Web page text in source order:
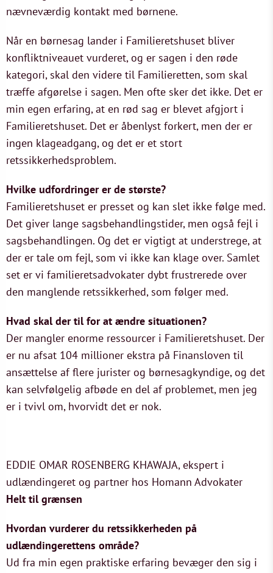
nævneværdig kontakt med børnene.
Når en børnesag lander i Familieretshuset bliver
konfliktniveauet vurderet, og er sagen i den røde
kategori, skal den videre til Familieretten, som skal
træffe afgørelse i sagen. Men ofte sker det ikke. Det er
min egen erfaring, at en rød sag er blevet afgjort i
Familieretshuset. Det er åbenlyst forkert, men der er
ingen klageadgang, og det er et stort
retssikkerhedsproblem.
Hvilke udfordringer er de største?
Familieretshuset er presset og kan slet ikke følge med.
Det giver lange sagsbehandlingstider, men også fejl i
sagsbehandlingen. Og det er vigtigt at understrege, at
der er tale om fejl, som vi ikke kan klage over. Samlet
set er vi familieretsadvokater dybt frustrerede over
den manglende retssikkerhed, som følger med.
Hvad skal der til for at ændre situationen?
Der mangler enorme ressourcer i Familieretshuset. Der
er nu afsat 104 millioner ekstra på Finansloven til
ansættelse af flere jurister og børnesagkyndige, og det
kan selvfølgelig afbøde en del af problemet, men jeg
er i tvivl om, hvorvidt det er nok.
EDDIE OMAR ROSENBERG KHAWAJA, ekspert i
udlændingeret og partner hos Homann Advokater
Helt til grænsen
Hvordan vurderer du retssikkerheden på
udlændingerettens område?
Ud fra min egen praktiske erfaring bevæger den sig i